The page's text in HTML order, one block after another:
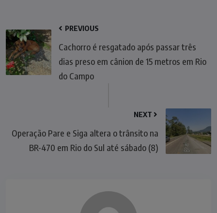
PREVIOUS
Cachorro é resgatado após passar três
dias preso em cânion de 15 metros em Rio
do Campo
NEXT
Operação Pare e Siga altera o trânsito na
BR-470 em Rio do Sul até sábado (8)